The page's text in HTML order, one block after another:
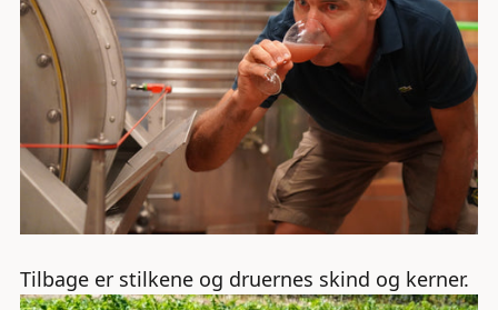
Tilbage er stilkene og druernes skind og kerner.